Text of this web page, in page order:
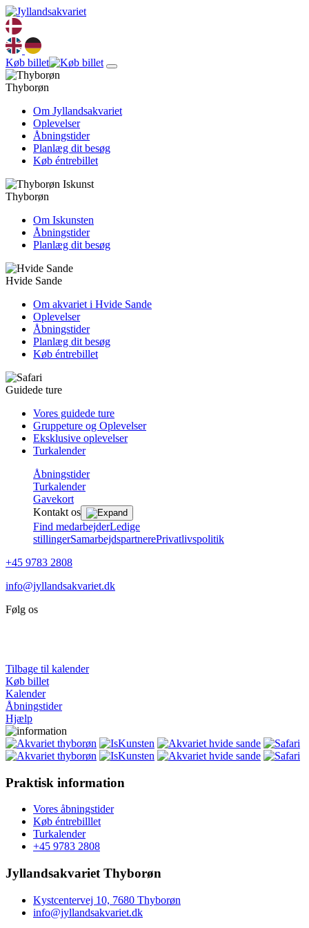
Køb billet
Thyborøn
Om Jyllandsakvariet
Oplevelser
Åbningstider
Planlæg dit besøg
Køb éntrebillet
Thyborøn
Om Iskunsten
Åbningstider
Planlæg dit besøg
Hvide Sande
Om akvariet i Hvide Sande
Oplevelser
Åbningstider
Planlæg dit besøg
Køb éntrebillet
Guidede ture
Vores guidede ture
Gruppeture og Oplevelser
Eksklusive oplevelser
Turkalender
Åbningstider
Turkalender
Gavekort
Kontakt os
Find medarbejderLedige
stillingerSamarbejdspartnerePrivatlivspolitik
+45 9783 2808
info@jyllandsakvariet.dk
Følg os
Tilbage til kalender
Køb billet
Kalender
Åbningstider
Hjælp
Praktisk information
Vores åbningstider
Køb éntrebilllet
Turkalender
+45 9783 2808
Jyllandsakvariet Thyborøn
Kystcentervej 10, 7680 Thyborøn
info@jyllandsakvariet.dk